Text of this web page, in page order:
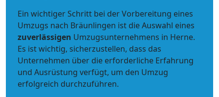
Ein wichtiger Schritt bei der Vorbereitung eines
Umzugs nach Bräunlingen ist die Auswahl eines
zuverlässigen Umzugsunternehmens in Herne.
Es ist wichtig, sicherzustellen, dass das
Unternehmen über die erforderliche Erfahrung
und Ausrüstung verfügt, um den Umzug
erfolgreich durchzuführen.